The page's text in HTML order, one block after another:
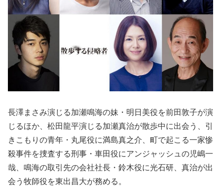
長澤まさみ演じる加瀬鳴海の妹・明日美役を前田敦子が演
じるほか、松田龍平演じる加瀬真治が散歩中に出会う、引
きこもりの青年・丸尾役に満島真之介、町で起こる一家惨
殺事件を捜査する刑事・車田役にアンジャッシュの児嶋一
哉、鳴海の取引先の会社社長・鈴木役に光石研、真治が出
会う牧師役を東出昌大が務める。